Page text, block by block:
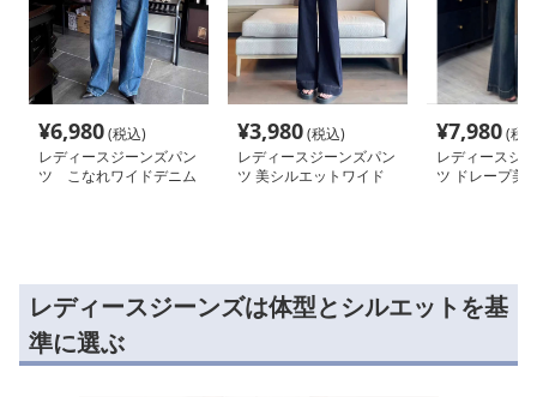
¥6,980(税込)
レディースジーンズパン
ツ こなれワイドデニム
¥3,980(税込)
レディースジーンズパン
ツ 美シルエットワイド
¥7,980(税
レディースジ
ツ ドレープ美
レディースジーンズは体型とシルエットを基
準に選ぶ